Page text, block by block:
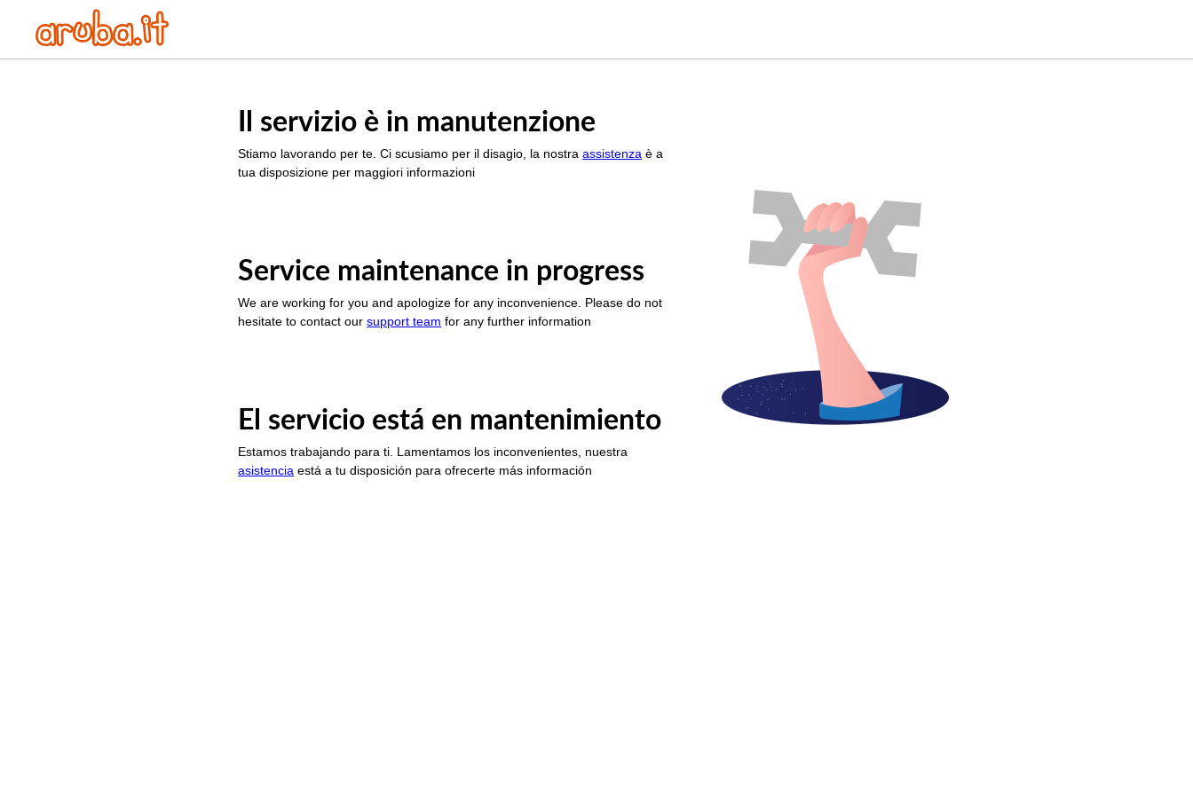
Il servizio è in manutenzione
Stiamo lavorando per te. Ci scusiamo per il disagio, la nostraassistenza è a
tua disposizione per maggiori informazioni
Service maintenance in progress
We are working for you and apologize for any inconvenience. Please do not
hesitate to contact oursupport team for any further information
El servicio está en mantenimiento
Estamos trabajando para ti. Lamentamos los inconvenientes, nuestra
asistencia está a tu disposición para ofrecerte más información